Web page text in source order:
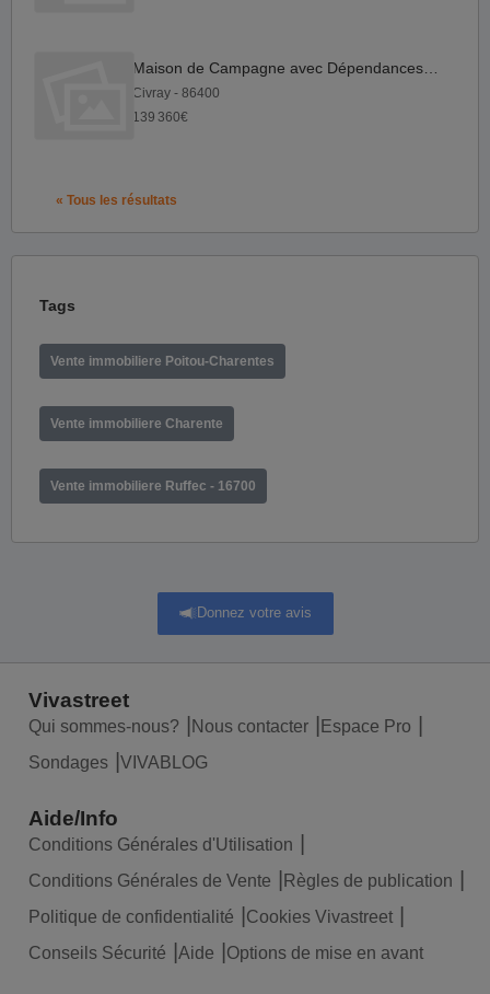
Civray - 86400
139 360€
« Tous les résultats
Tags
Vente immobiliere Poitou-Charentes
Vente immobiliere Charente
Vente immobiliere Ruffec - 16700
Donnez votre avis
Vivastreet
Qui sommes-nous? Nous contacter
Espace Pro
Sondages
VIVABLOG
Aide/Info
Conditions Générales d'Utilisation
Conditions Générales de Vente
Règles de publication
Politique de confidentialité
Cookies Vivastreet
Conseils Sécurité
Aide Options de mise en avant